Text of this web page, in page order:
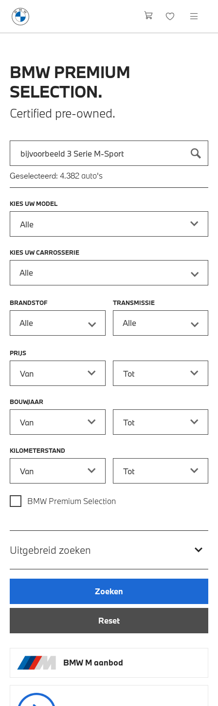
BMW PREMIUM
SELECTION.
Certified pre-owned.
Zoek naar een automodel, bijvoorbeeld 3 Serie M-Sport
Typ een automodel in en druk op enter om te zoeken
Geselecteerd: 4.382 auto's
KIES UW MODEL
KIES UW CARROSSERIE
Alle
BRANDSTOF
Alle
TRANSMISSIE
Alle
PRIJS
BOUWJAAR
KILOMETERSTAND
BMW Premium Selection
Uitgebreid zoeken
Reset
Zoeken
BMW M aanbod